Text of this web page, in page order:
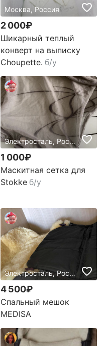
Москва, Россия
2 000₽
Шикарный теплый
конверт на выписку
Choupette. б/у
Электросталь, Россия
1 000₽
Маскитная сетка для
Stokke б/у
Электросталь, Россия
4 500₽
Спальный мешок
MEDISA